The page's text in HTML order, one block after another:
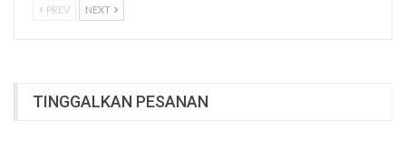
PREV NEXT
TINGGALKAN PESANAN